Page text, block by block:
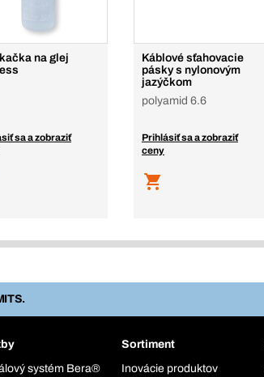
na glej
sa a zobraziť
Káblové sťahovacie
pásky s nylonovým
jazýčkom
polyamid 6.6
Prihlásiť sa a zobraziť
ceny
systém Bera®
Sortiment
Inovácie produktov